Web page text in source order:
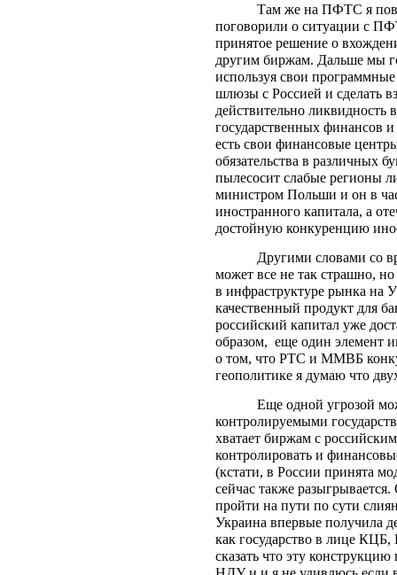
Там же на ПФТС я
поговорили о ситуации с
принятое решение о
другим биржам. Дальше мы
используя свои
шлюзы с Россией и сделать
действительно ликвидность
государственных финансов
есть свои финансовые
обязательства в различных
пылесосит слабые регионы
министром Польши и он в
иностранного капитала, а
достойную конкуренцию
Другими словами со
может все не так страшно, но
в инфраструктуре рынка на
качественный продукт для
российский капитал уже
образом, еще один элемент
о том, что РТС и ММВБ
геополитике я думаю что
Еще одной угрозой
контролируемыми
хватает биржам с
контролировать и
(кстати, в России принята
сейчас также
пройти на пути по сути
Украина впервые получила
как государство в лице
сказать что эту